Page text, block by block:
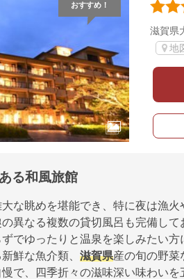
おすすめ！
滋賀県
地
る和風旅館
な眺めを堪能でき、特に夜は漁
異なる複数の貸切風呂も完備し
でゆったりと温泉を楽しみたい
鮮な魚介類、 滋賀県産の旬の野菜
で、四季折々の滋味深い味わいを